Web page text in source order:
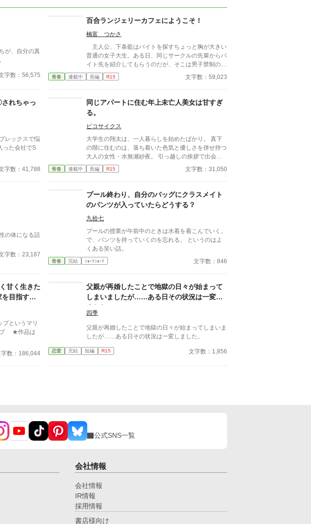
が、自分の真
字数：56,575
百合ランジェリーカフェにようこそ！
楠富 つかさ
主人公、下条藍はバイトを探すちょっと胸が大きい
普通の女子大生。ある日、同じサークルの先輩からバ
イト先を紹介してもらうのだが、そこは男子禁制のカ
フェ併設ランジェリーショップで！？ ちょっとハ
レンチなお仕事カフェライフ、始まります！！ ※こ
とは一切関係ありません。 表紙画像はAIイラストで
す。下着が生成できないのでビキニで代用していま
す。
青春 連載中 長編 R15 文字数：59,023
されちゃっ
レックスで悩
った会社でS
字数：41,788
同じアパートに住む年上未亡人美女は甘すぎ
る。
ピコサイクス
大学生の翔太は、一人暮らしを始めたばかり。 真下
の階に住むのは、落ち着いた色気と優しさを併せ持つ
大人の女性・水無瀬紗夜。 引っ越しの挨拶で出会っ
た瞬間、翔太は心を奪われてしまう。 偶然にもアル
バイト先のスーパーで再会した彼女は、翔太をすぐに
る日の仕事帰り、ふたりで過ごす時間が増えていき―
―そして気づけば紗夜の部屋でご飯をご馳走になるほ
ど親密に。 優しくて穏やかで――その色気に触れる
たび、翔太の心は揺れていく。 大人の女性と大学
生、甘くちょっぴり刺激的な同居生活（？）がはじま
る。
青春 連載中 長編 R15 文字数：31,050
の体になる話
字数：23,187
プール終わり、自分のバッグにクラスメイト
のパンツが入っていたらどうする？
九拾七
プールの授業が午前中のときは水着を着こんでいく。
で、パンツを持っていくのを忘れる。 というのはよ
くある笑い話。
青春 完結 ｼｮｰﾄｼｮｰﾄ 文字数：846
甘く生きた
目指す男
というマリ
字数：186,044
父親が再婚したことで地獄の日々が始まって
しまいましたが……ある日その状況は一変し
ました。
四季
父親が再婚したことで地獄の日々が始まってしまいま
したが……ある日その状況は一変しました。
恋愛 完結 短編 R15 文字数：1,856
公式SNS一覧
会社情報
会社情報
IR情報
採用情報
書店様向け